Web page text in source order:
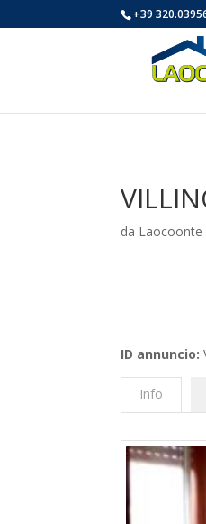
+39
da Laocoonte
ID annuncio:
Info